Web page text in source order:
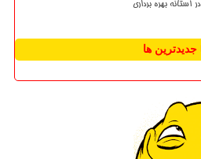
جدیدترین ها